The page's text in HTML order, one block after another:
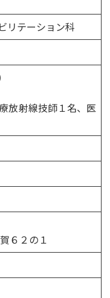
リテーション科
放射線技師１名、医
６２の１